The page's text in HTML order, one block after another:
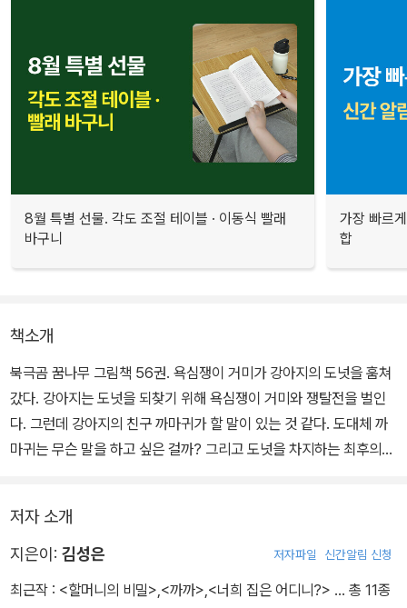
8월 특별 선물. 각도 조절 테이블 · 이동식 빨래
바구니
가장 빠르
합
책소개
북극곰 꿈나무 그림책 56권. 욕심쟁이 거미가 강아지의 도넛을 훔쳐
갔다. 강아지는 도넛을 되찾기 위해 욕심쟁이 거미와 쟁탈전을 벌인
다. 그런데 강아지의 친구 까마귀가 할 말이 있는 것 같다. 도대체 까
마귀는 무슨 말을 하고 싶은 걸까? 그리고 도넛을 차지하는 최후의
저자 소개
지은이: 김성은 저자파일 신간알림 신청
최근작 : <할머니의 비밀> <까까> <너희 집은 어디니?> … 총 11종